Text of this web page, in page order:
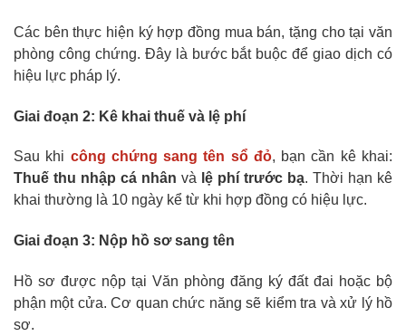
Các bên thực hiện ký hợp đồng mua bán, tặng cho tại văn
phòng công chứng. Đây là bước bắt buộc để giao dịch có
hiệu lực pháp lý.
Giai đoạn 2: Kê khai thuế và lệ phí
Sau khi công chứng sang tên sổ đỏ, bạn cần kê khai:
Thuế thu nhập cá nhân và lệ phí trước bạ. Thời hạn kê
khai thường là 10 ngày kể từ khi hợp đồng có hiệu lực.
Giai đoạn 3: Nộp hồ sơ sang tên
Hồ sơ được nộp tại Văn phòng đăng ký đất đai hoặc bộ
phận một cửa. Cơ quan chức năng sẽ kiểm tra và xử lý hồ
sơ.